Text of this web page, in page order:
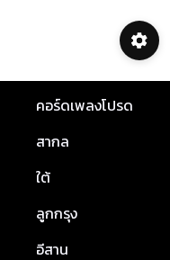
คอร์ดเพลงโปรด
สากล
ใต้
ลูกกรุง
อีสาน